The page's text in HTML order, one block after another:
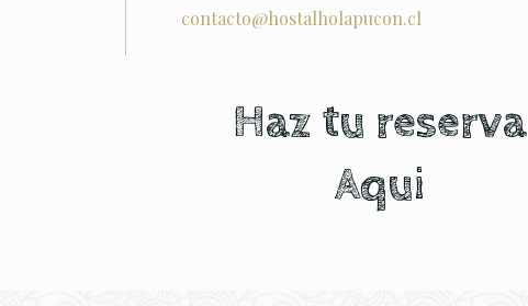
contacto@hostalholapucon.cl
Haz tu reserva
Aqui